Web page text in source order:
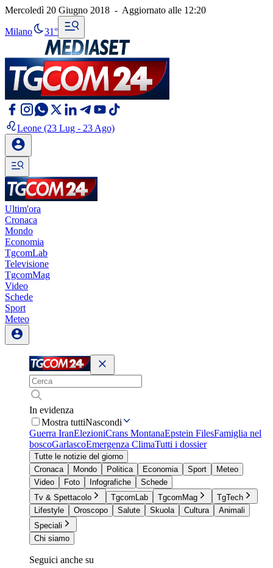
Mercoledì 20 Giugno 2018 - Aggiornato alle 12:20
Milano 31°
Leone (23 Lug - 23 Ago)
Ultim'ora
Cronaca
Mondo
Economia
TgcomLab
Televisione
TgcomMag
Video
Schede
Sport
Meteo
In evidenza
Mostra tuttiNascondi
Guerra IranElezioniCrans MontanaEpstein FilesFamiglia nel
boscoGarlascoEmergenza ClimaTutti i dossier
Tutte le notizie del giorno
Cronaca
Mondo Politica Economia Sport
Meteo
Video
Foto Infografiche
Schede
Tv & Spettacolo
TgcomLab TgcomMag
TgTech
Lifestyle
Oroscopo Salute Skuola Cultura
Animali
Speciali
Chi siamo
Seguici anche su